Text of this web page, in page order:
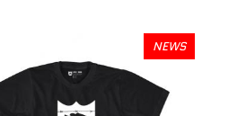
NEWS